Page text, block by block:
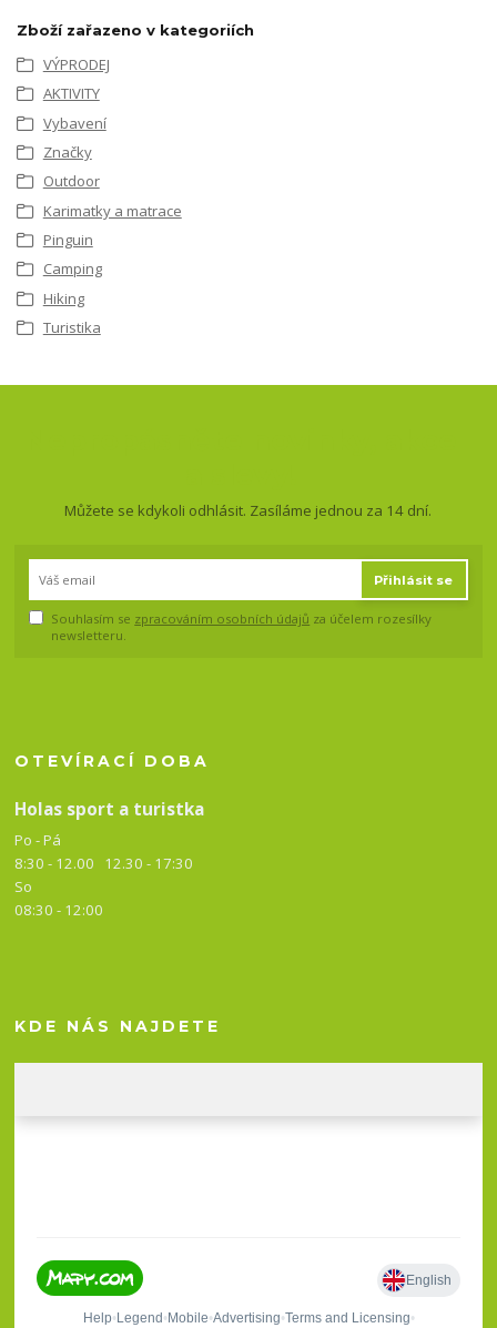
Zboží zařazeno v kategoriích
VÝPRODEJ
AKTIVITY
Vybavení
Značky
Outdoor
Karimatky a matrace
Pinguin
Camping
Hiking
Turistika
Můžete se kdykoli odhlásit. Zasíláme jednou za 14 dní.
Přihlásit se
Souhlasím se zpracováním osobních údajů za účelem rozesílky
newsletteru.
OTEVÍRACÍ DOBA
Holas sport a turistka
Po - Pá
8:30 - 12.00 12.30 - 17:30
So
08:30 - 12:00
KDE NÁS NAJDETE